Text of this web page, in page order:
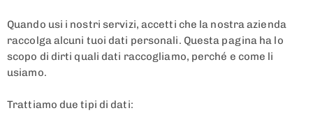
Quando usi i nostri servizi, accetti che la nostra azienda
raccolga alcuni tuoi dati personali. Questa pagina ha lo
scopo di dirti quali dati raccogliamo, perché e come li
usiamo.
Trattiamo due tipi di dati: